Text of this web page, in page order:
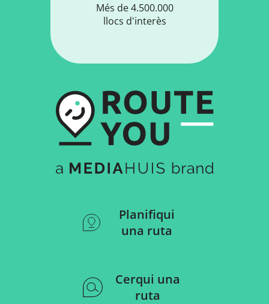
Més de 4.500.000
llocs d'interès
Planifiqui
una ruta
Cerqui una
ruta